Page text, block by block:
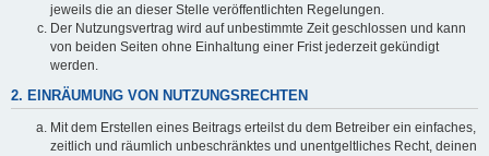
jeweils die an dieser Stelle veröffentlichten Regelungen.
Der Nutzungsvertrag wird auf unbestimmte Zeit geschlossen und kann
von beiden Seiten ohne Einhaltung einer Frist jederzeit gekündigt
werden.
2. EINRÄUMUNG VON NUTZUNGSRECHTEN
Mit dem Erstellen eines Beitrags erteilst du dem Betreiber ein einfaches,
zeitlich und räumlich unbeschränktes und unentgeltliches Recht, deinen